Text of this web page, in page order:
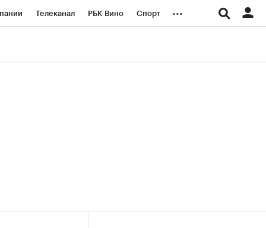
Телеканал РБК Вино Спорт ...